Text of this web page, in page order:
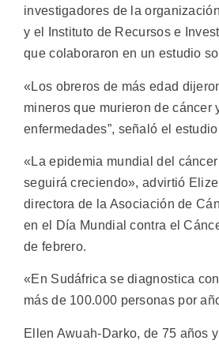
investigadores de la
y el Instituto de Recursos e
que colaboraron en un estudio
«Los obreros de más edad
mineros que murieron de cáncer
enfermedades”, señaló el
«La epidemia mundial del
seguirá creciendo», advirtió
directora de la Asociación de
en el Día Mundial contra el
de febrero.
«En Sudáfrica se diagnostica
más de 100.000 personas por
Ellen Awuah-Darko, de 75 años